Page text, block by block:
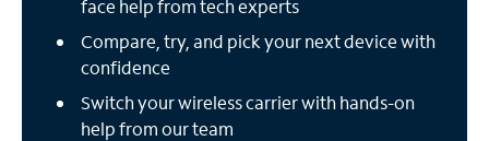
face help from tech experts
Compare, try, and pick your next device with
confidence
Switch your wireless carrier with hands-on
help from our team